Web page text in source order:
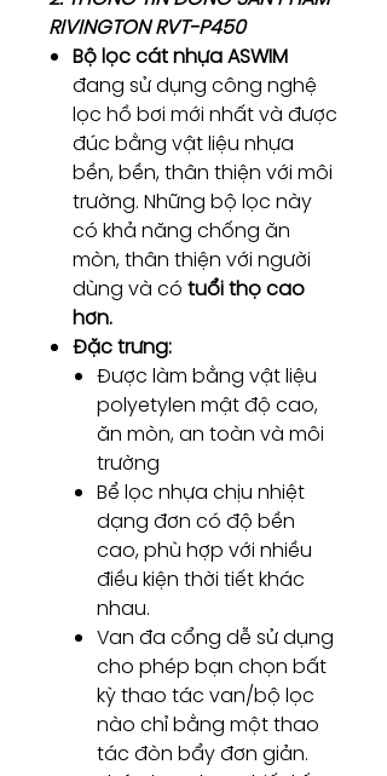
RIVINGTON RVT-P450
Bộ lọc cát nhựa ASWIM
đang sử dụng công nghệ
lọc hồ bơi mới nhất và được
đúc bằng vật liệu nhựa
bền, bền, thân thiện với môi
trường. Những bộ lọc này
có khả năng chống ăn
mòn, thân thiện với người
dùng và có tuổi thọ cao
hơn.
Đặc trưng:
Được làm bằng vật liệu
polyetylen mật độ cao,
ăn mòn, an toàn và môi
trường
Bể lọc nhựa chịu nhiệt
dạng đơn có độ bền
cao, phù hợp với nhiều
điều kiện thời tiết khác
nhau.
Van đa cổng dễ sử dụng
cho phép bạn chọn bất
kỳ thao tác van/bộ lọc
nào chỉ bằng một thao
tác đòn bẩy đơn giản.